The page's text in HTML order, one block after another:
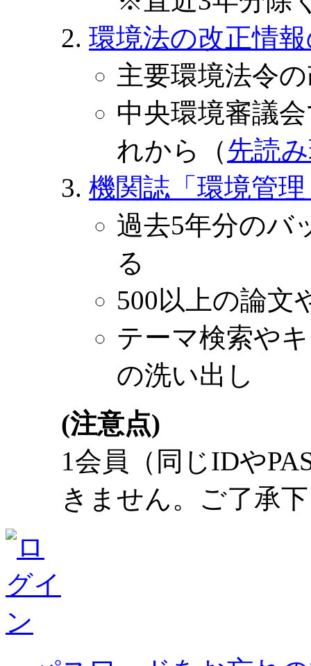
環境法の改正情
主要環境法令
中央環境審議
れから（先読
機関誌「環境管
過去5年分のバ
る
500以上の論文
テーマ検索や
の洗い出し
(注意点)
1会員（同じIDや
きません。ご了承